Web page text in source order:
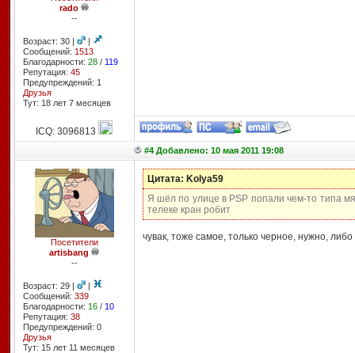
rado
--
Возраст: 30 |
|
Сообщений: 1513
Благодарности: 28/ 119
Репутация: 45
Предупреждений: 1
Друзья
Тут: 18 лет 7 месяцев
ICQ: 3096813
#4 Добавлено: 10 мая 2011 19:08
Посетители
artisbang
--
Возраст: 29 |
|
Сообщений: 339
Благодарности: 16/ 10
Репутация: 38
Предупреждений: 0
Друзья
Тут: 15 лет 11 месяцев
Цитата: Kolya59
Я шёл по улице в PSP попали чем-то типа
телеке кран робит
чувак, тоже самое, только черное, нужно,